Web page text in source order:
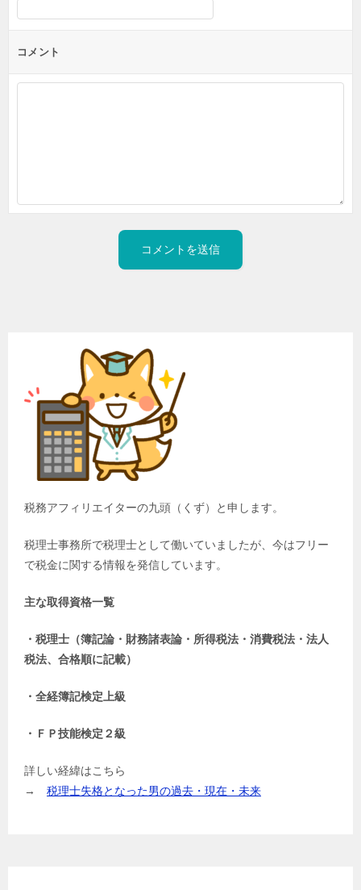
コメント
税務アフィリエイターの九頭（くず）と申します。
税理士事務所で税理士として働いていましたが、今はフリー
で税金に関する情報を発信しています。
主な取得資格一覧
・税理士（簿記論・財務諸表論・所得税法・消費税法・法人
税法、合格順に記載）
・全経簿記検定上級
・ＦＰ技能検定２級
詳しい経緯はこちら
→ 税理士失格となった男の過去・現在・未来